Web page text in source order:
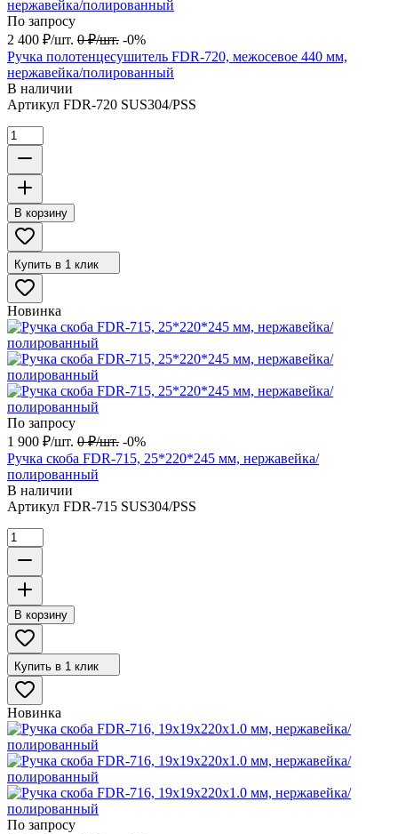
По запросу
2 400 ₽/шт. 0 ₽/шт. -0%
Ручка полотенцесушитель FDR-720, межосевое 440 мм,
нержавейка/полированный
В наличии
Артикул FDR-720 SUS304/PSS
В корзину
Купить в 1 клик
Новинка
По запросу
1 900 ₽/шт. 0 ₽/шт. -0%
Ручка скоба FDR-715, 25*220*245 мм, нержавейка/
полированный
В наличии
Артикул FDR-715 SUS304/PSS
В корзину
Купить в 1 клик
Новинка
По запросу